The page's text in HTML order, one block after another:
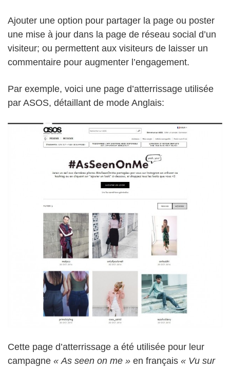
Ajouter une option pour partager la page ou poster
une mise à jour dans la page de réseau social d’un
visiteur; ou permettent aux visiteurs de laisser un
commentaire pour augmenter l’engagement.
Par exemple, voici une page d’atterrissage utilisée
par ASOS, détaillant de mode Anglais:
Cette page d’atterrissage a été utilisée pour leur
campagne « As seen on me » en français « Vu sur